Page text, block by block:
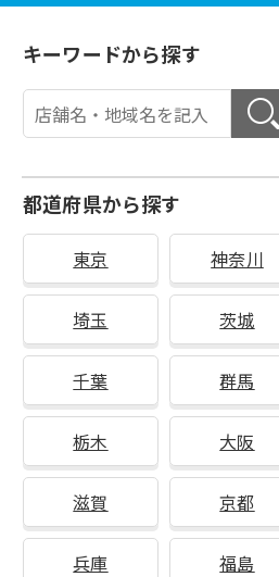
キーワードから探す
都道府県から探す
東京 神奈川
埼玉 茨城
千葉 群馬
栃木 大阪
滋賀 京都
兵庫 福島